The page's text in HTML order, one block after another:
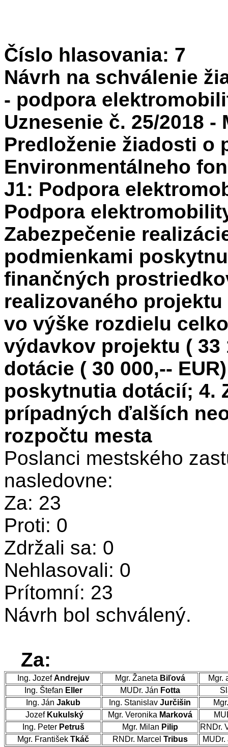
Číslo hlasovania: 7
Návrh na schválenie
- podpora
Uznesenie č. 25/2018
Predloženie žiadosti o
Environmentálneho
J1: Podpora
Podpora
Zabezpečenie
podmienkami
finančných
realizovaného projektu
vo výške rozdielu
výdavkov projektu ( 33
dotácie ( 30 000,--
poskytnutia dotácií; 4.
prípadných ďalších
rozpočtu mesta
Poslanci mestského
nasledovne:
Za: 23
Proti: 0
Zdržali sa: 0
Nehlasovali: 0
Prítomní: 23
Návrh bol schválený.
Za:
Ing. JozefAndrejuv Mgr. Žaneta Biľová
Mgr.
Ing. Štefan Eller MUDr. Ján Fotta
Ing. Ján Jakub Ing. Stanislav Jurčišin
Jozef Kukulský Mgr. Veronika Marková
Ing. Peter Petruš Mgr. Milan Pilip
RNDr.
Mgr. František Tkáč RNDr. Marcel Tribus